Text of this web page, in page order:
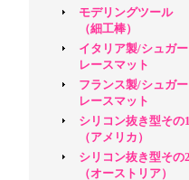
モデリングツール
（細工棒）
イタリア製/シュガー
レースマット
フランス製/シュガー
レースマット
シリコン抜き型その1
（アメリカ）
シリコン抜き型その2
（オーストリア）